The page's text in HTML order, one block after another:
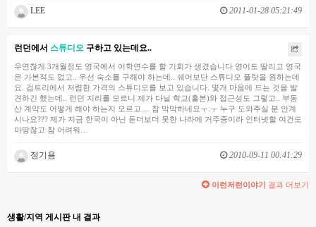
LEE 2011-01-28 05:21:49
런던에서 스튜디오 구하고 있는데요..
우연찮게 3개월정도 영국에서 어학연수를 할 기회가 생겼습니다 영어도 딸리고 영국
은 가본적도 없고.. 우선 숙소를 구해야 하는데.. 쉐어보단 스튜디오 플랏을 원하는데
요. 검트리에서 저렴한 가격의 스튜디오를 보고 있습니다. 몇개 마음에 드는 것을 발
견하긴 했는데.. 런던 지리를 모르니 제가 다닐 학교(홀본)와 접근성도 그렇고.. 부동
산 계약도 어떻게 해야 하는지 모르고.... 참 막막하네요ㅜ.ㅜ 누구 도와주실 분 안계
시나요??? 제가 지금 한국이 아닌 듣더보더 못한 나라에 거주중이라 인터넷할 여건도
마땅찮고 참 어려워…
정기용 2010-09-11 00:41:29
이런저런이야기 결과 더보기
생활/지역 게시판 내 결과